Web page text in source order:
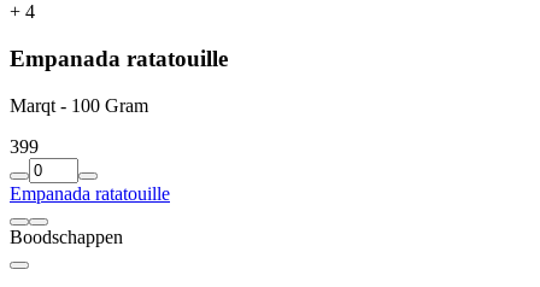
+ 4
Empanada ratatouille
Marqt - 100 Gram
399
Empanada ratatouille
Boodschappen